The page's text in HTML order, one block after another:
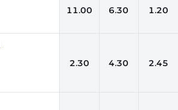
11.00 6.30 1.20
2.30 4.30 2.45